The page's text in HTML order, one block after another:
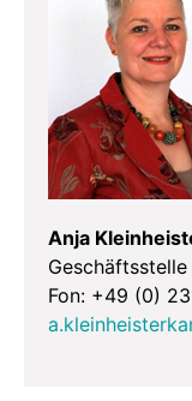
Anja
Fon: +49 (0)